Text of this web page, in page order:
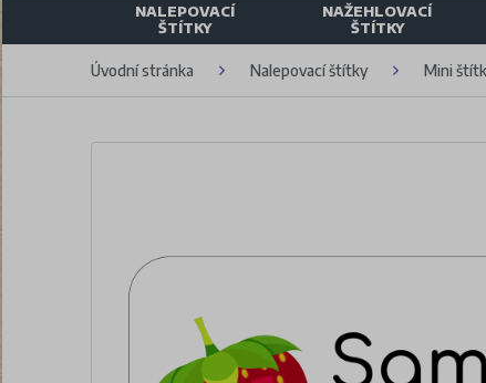
NALEPOVACÍ
ŠTÍTKY
NAŽEHLOVACÍ
ŠTÍTKY
Úvodní stránka Nalepovací štítky Mini